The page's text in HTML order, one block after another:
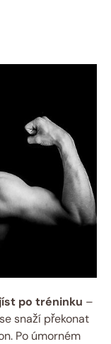
po tréninku –
snaží překonat
Po úmorném